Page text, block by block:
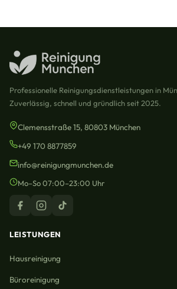
Professionelle Reinigungsdienstleistungen in
Zuverlässig, schnell und gründlich seit 2025.
Clemensstraße 15, 80803 München
+49 170 8877859
info@reinigungmunchen.de
Mo–So 07:00–23:00 Uhr
LEISTUNGEN
Hausreinigung
Büroreinigung